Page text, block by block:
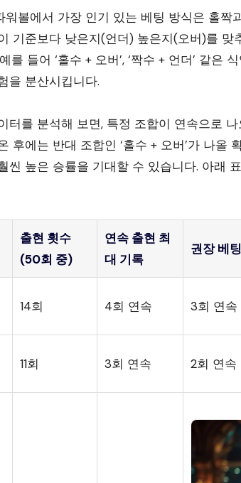
워볼에서 가장 인기 있는 베팅 방식은 홀짝
기준보다 낮은지(언더) 높은지(오버)를
를 들어 ‘홀수 + 오버’, ‘짝수 + 언더’ 같
을 분산시킵니다.
터를 분석해 보면, 특정 조합이 연속으로
후에는 반대 조합인 ‘홀수 + 오버’가 나올
씬 높은 승률을 기대할 수 있습니다. 아래
출현 횟수
(50회 중)
연속 출현 최
대 기록
권장 베
14회 4회 연속 3회 연속
11회 3회 연속 2회 연속